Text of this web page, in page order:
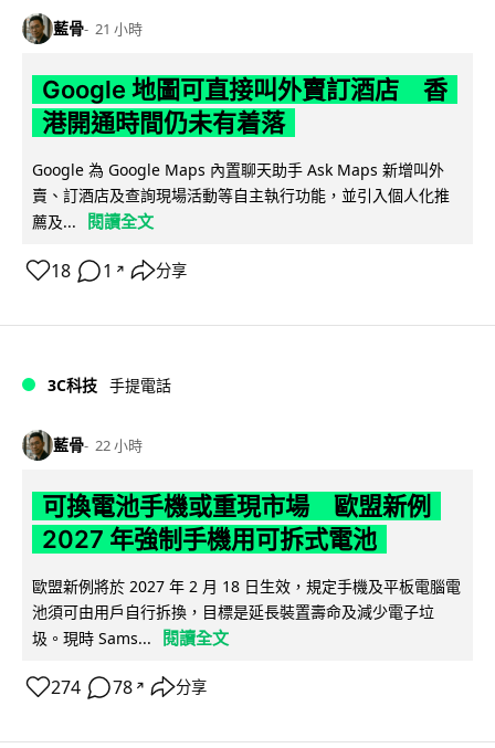
藍骨 21 小時
Google 地圖可直接叫外賣訂酒店 香
港開通時間仍未有着落
Google 為 Google Maps 內置聊天助手 Ask Maps 新增叫外
賣、訂酒店及查詢現場活動等自主執行功能，並引入個人化推
薦及...
閱讀全文
18 1 ↗ 分享
3C科技 手提電話
藍骨 22 小時
可換電池手機或重現市場 歐盟新例
2027 年強制手機用可拆式電池
歐盟新例將於 2027 年 2 月 18 日生效，規定手機及平板電腦電
池須可由用戶自行拆換，目標是延長裝置壽命及減少電子垃
圾。現時 Sams...
閱讀全文
274 78 ↗ 分享